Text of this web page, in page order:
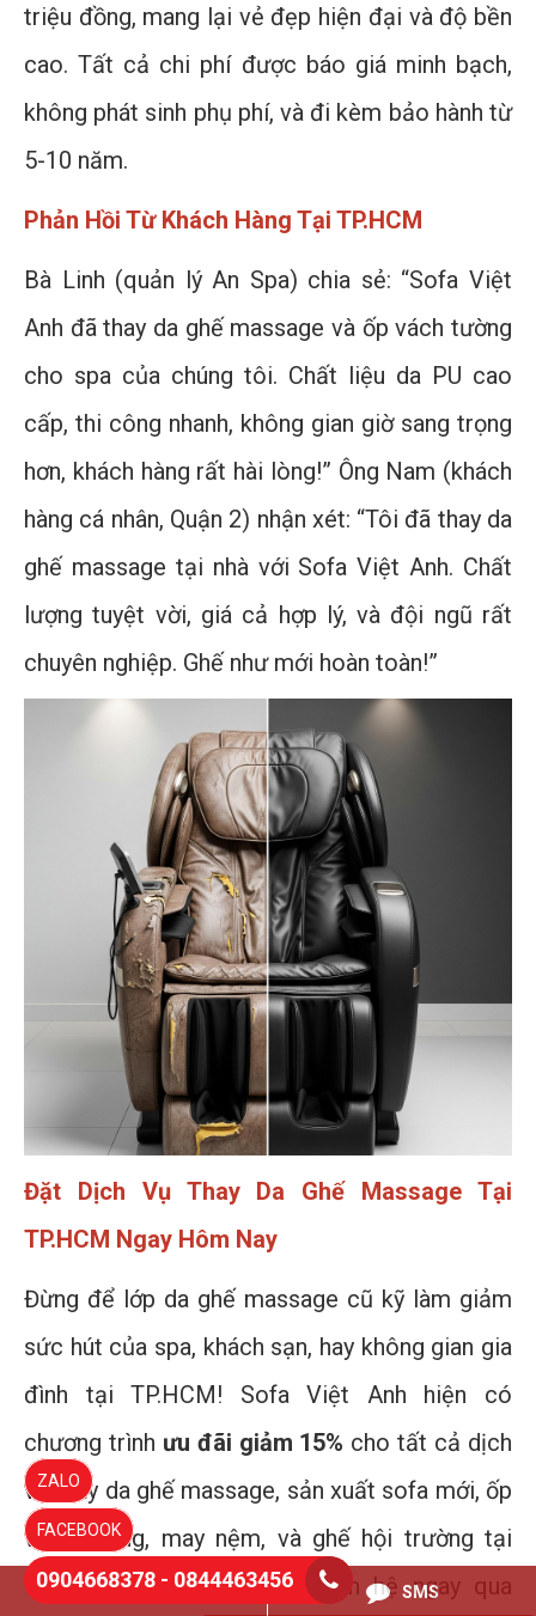
triệu đồng, mang lại vẻ đẹp hiện đại và độ bền
cao. Tất cả chi phí được báo giá minh bạch,
không phát sinh phụ phí, và đi kèm bảo hành từ
5-10 năm.
Phản Hồi Từ Khách Hàng Tại TP.HCM
Bà Linh (quản lý An Spa) chia sẻ: “Sofa Việt
Anh đã thay da ghế massage và ốp vách tường
cho spa của chúng tôi. Chất liệu da PU cao
cấp, thi công nhanh, không gian giờ sang trọng
hơn, khách hàng rất hài lòng!” Ông Nam (khách
hàng cá nhân, Quận 2) nhận xét: “Tôi đã thay da
ghế massage tại nhà với Sofa Việt Anh. Chất
lượng tuyệt vời, giá cả hợp lý, và đội ngũ rất
chuyên nghiệp. Ghế như mới hoàn toàn!”
Đặt Dịch Vụ Thay Da Ghế Massage Tại
TP.HCM Ngay Hôm Nay
Đừng để lớp da ghế massage cũ kỹ làm giảm
sức hút của spa, khách sạn, hay không gian gia
đình tại TP.HCM! Sofa Việt Anh hiện có
chương trình ưu đãi giảm 15% cho tất cả dịch
vụ thay da ghế massage, sản xuất sofa mới, ốp
vách tường, may nệm, và ghế hội trường tại
TP.HCM trong tháng này. Liên hệ ngay qua
0844463456 SMS
ZALO
FACEBOOK
0904668378 - 0844463456